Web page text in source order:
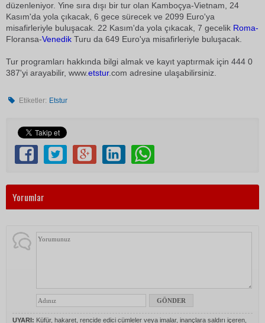
düzenleniyor. Yine sıra dışı bir tur olan Kamboçya-Vietnam, 24
Kasım'da yola çıkacak, 6 gece sürecek ve 2099 Euro'ya
misafirleriyle buluşacak. 22 Kasım'da yola çıkacak, 7 gecelik Roma-
Floransa-Venedik Turu da 649 Euro'ya misafirleriyle buluşacak.
Tur programları hakkında bilgi almak ve kayıt yaptırmak için 444 0
387'yi arayabilir, www.etstur.com adresine ulaşabilirsiniz.
Etiketler: Etstur
Yorumlar
UYARI: Küfür, hakaret, rencide edici cümleler veya imalar, inançlara saldırı içeren,